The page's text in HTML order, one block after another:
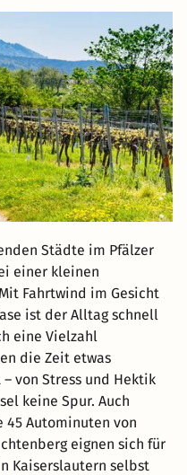
Städte im Pfälzer
einer kleinen
Fahrtwind im Gesicht
ist der Alltag schnell
eine Vielzahl
die Zeit etwas
von Stress und Hektik
keine Spur. Auch
45 Autominuten von
eignen sich für
Kaiserslautern selbst